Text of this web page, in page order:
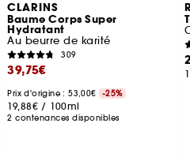
CLARINS
Baume Corps Super
Hydratant
Au beurre de karité
309
39,75€
Prix d'origine : 53,00€ -25%
19,88€ / 100ml
2 contenances disponibles